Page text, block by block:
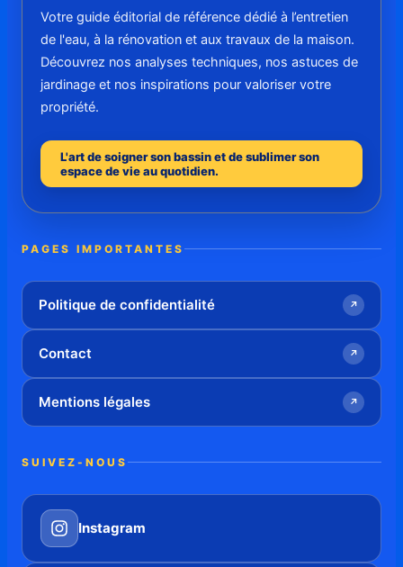
Votre guide éditorial de référence dédié à l’entretien
de l'eau, à la rénovation et aux travaux de la maison.
Découvrez nos analyses techniques, nos astuces de
jardinage et nos inspirations pour valoriser votre
propriété.
L'art de soigner son bassin et de sublimer son
espace de vie au quotidien.
PAGES IMPORTANTES
Politique de confidentialité ↗
Contact ↗
Mentions légales ↗
SUIVEZ-NOUS
Instagram